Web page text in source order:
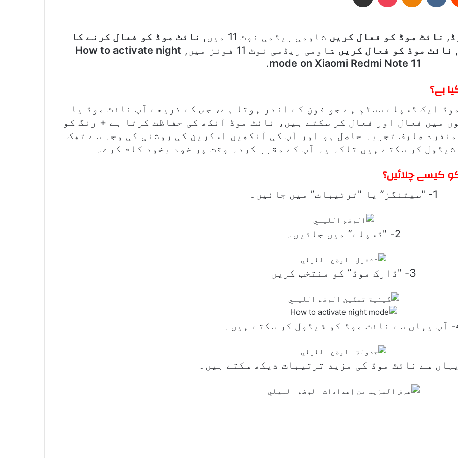
, نائٹ موڈ کو فعال کریں شاومی ریڈمی نوٹ 11 میں,
نائٹ موڈ کو فعال کرنے کا
نائٹ موڈ کو فعال کریں شاومی ریڈمی نوٹ 11 فونز میں,
How to activate night
mode on Xiaomi Redmi Note 11
.
ایک ڈسپلے سسٹم ہے جو فون کے اندر ہوتا ہے، جس کے ذریعے آپ نائٹ موڈ یا
میں فعال اور فعال کر سکتے ہیں، نائٹ موڈ آنکھ کی حفاظت کرتا ہے + رنگ کو
صارف تجربہ حاصل ہو اور آپ کی آنکھیں اسکرین کی روشنی کی وجہ سے تھک
کر سکتے ہیں تاکہ یہ آپ کے مقرر کردہ وقت پر خود بخود کام کرے۔
1- "سیٹنگز” یا "ترتیبات” میں جائیں۔
2- "ڈسپلے” میں جائیں۔
3- "ڈارک موڈ” کو منتخب کریں
ہیں۔